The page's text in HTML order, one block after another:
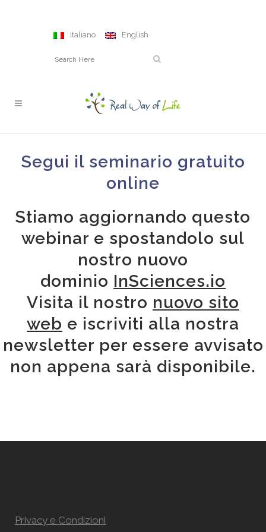
Italiano English
Segui il seminario gratuito
online
Stiamo aggiornando questo
webinar e spostandolo sul
nostro nuovo
dominio InSciences.io
Visita il nostro nuovo sito
web e iscriviti alla nostra
newsletter per essere avvisato
non appena sarà disponibile.
Privacy e Condizioni